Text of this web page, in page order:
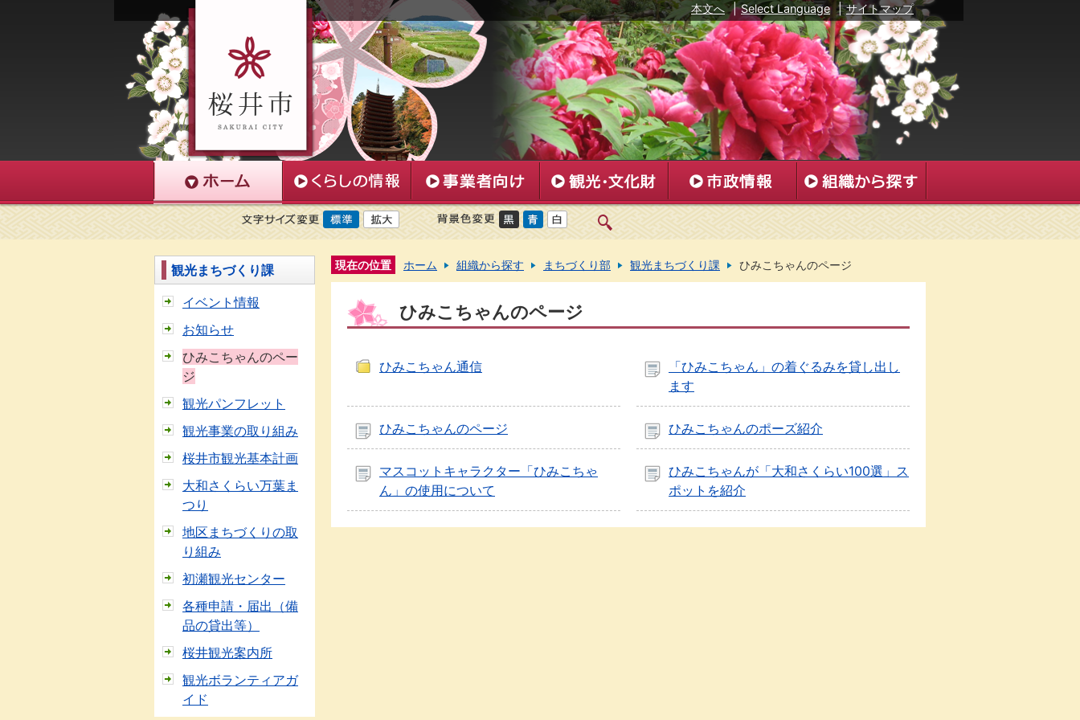
本文へ | Select Language | サイトマップ
観光まちづくり課
イベント情報
お知らせ
ひみこちゃんのペー
ジ
観光パンフレット
観光事業の取り組み
桜井市観光基本計画
大和さくらい万葉ま
つり
地区まちづくりの取
り組み
初瀬観光センター
各種申請・届出（備
品の貸出等）
桜井観光案内所
観光ボランティアガ
イド
現在の位置 ホーム 組織から探す まちづくり部 観光まちづくり課 ひみこちゃんのページ
ひみこちゃんのページ
ひみこちゃん通信
「ひみこちゃん」の着ぐるみを貸し出し
ます
ひみこちゃんのページ ひみこちゃんのポーズ紹介
マスコットキャラクター「ひみこちゃ
ん」の使用について
ひみこちゃんが「大和さくらい100選」ス
ポットを紹介